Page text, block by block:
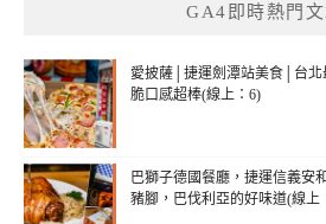
GA4即時熱門
愛披薩│捷運劍潭站美食│台
脆口感超棒(線上：6)
巴獅子德國餐廳，捷運信義安
豬腳，巴伐利亞的好味道(線上